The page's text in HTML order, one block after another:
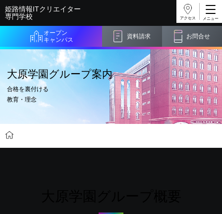
姫路情報ITクリエイター
専門学校
オープン
キャンパス
資料請求 お問合せ
アクセス
大原学園グループ案内
合格を裏付ける
教育・理念